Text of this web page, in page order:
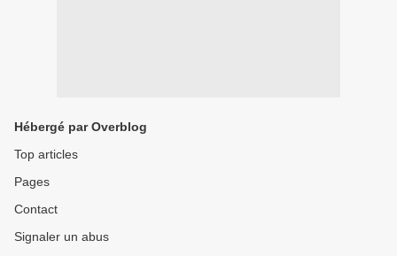
Hébergé par Overblog
Top articles
Pages
Contact
Signaler un abus